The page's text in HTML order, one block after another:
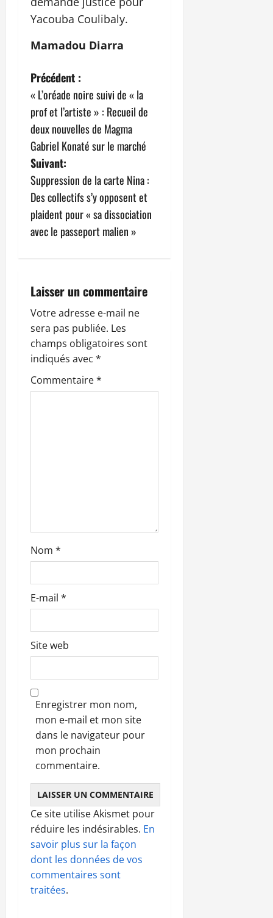
Yacouba Coulibaly.
Mamadou Diarra
N
a
v
i
g
a
t
o
n
d
’
a
e
Précédent :
« L’oréade noire suivi de « la
prof et l’artiste » : Recueil de
deux nouvelles de Magma
Gabriel Konaté sur le marché
Suivant:
Suppression de la carte Nina :
Des collectifs s’y opposent et
plaident pour « sa dissociation
avec le passeport malien »
Laisser un commentaire
Votre adresse e-mail ne
sera pas publiée. Les
champs obligatoires sont
indiqués avec *
Commentaire*
Nom *
E-mail *
Site web
Enregistrer mon nom,
mon e-mail et mon site
dans le navigateur pour
mon prochain
commentaire.
Ce site utilise Akismet pour
réduire les indésirables. En
savoir plus sur la façon
dont les données de vos
commentaires sont
traitées.